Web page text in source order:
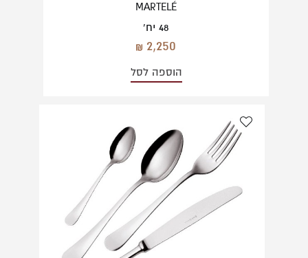
MARTELÉ
48 יח'
2,250
הוספה לסל